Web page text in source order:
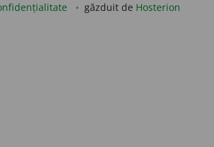
găzduit de Hosterion